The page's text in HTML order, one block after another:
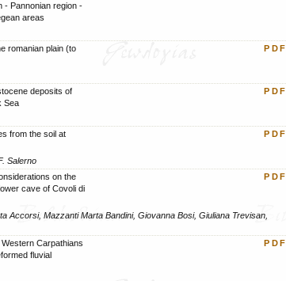
- Pannonian region -
areas
romanian plain (to
PDF
deposits of
Sea
PDF
from the soil at
PDF
Salerno
on the
cave of Covoli di
PDF
Mazzanti Marta Bandini, Giovanna Bosi, Giuliana Trevisan,
Carpathians
fluvial
PDF